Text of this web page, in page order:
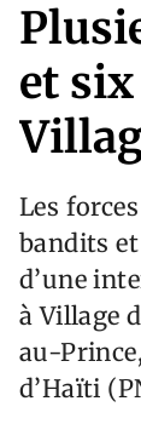
et
Les
bandits
d’une
à Village
au-
d’Haïti